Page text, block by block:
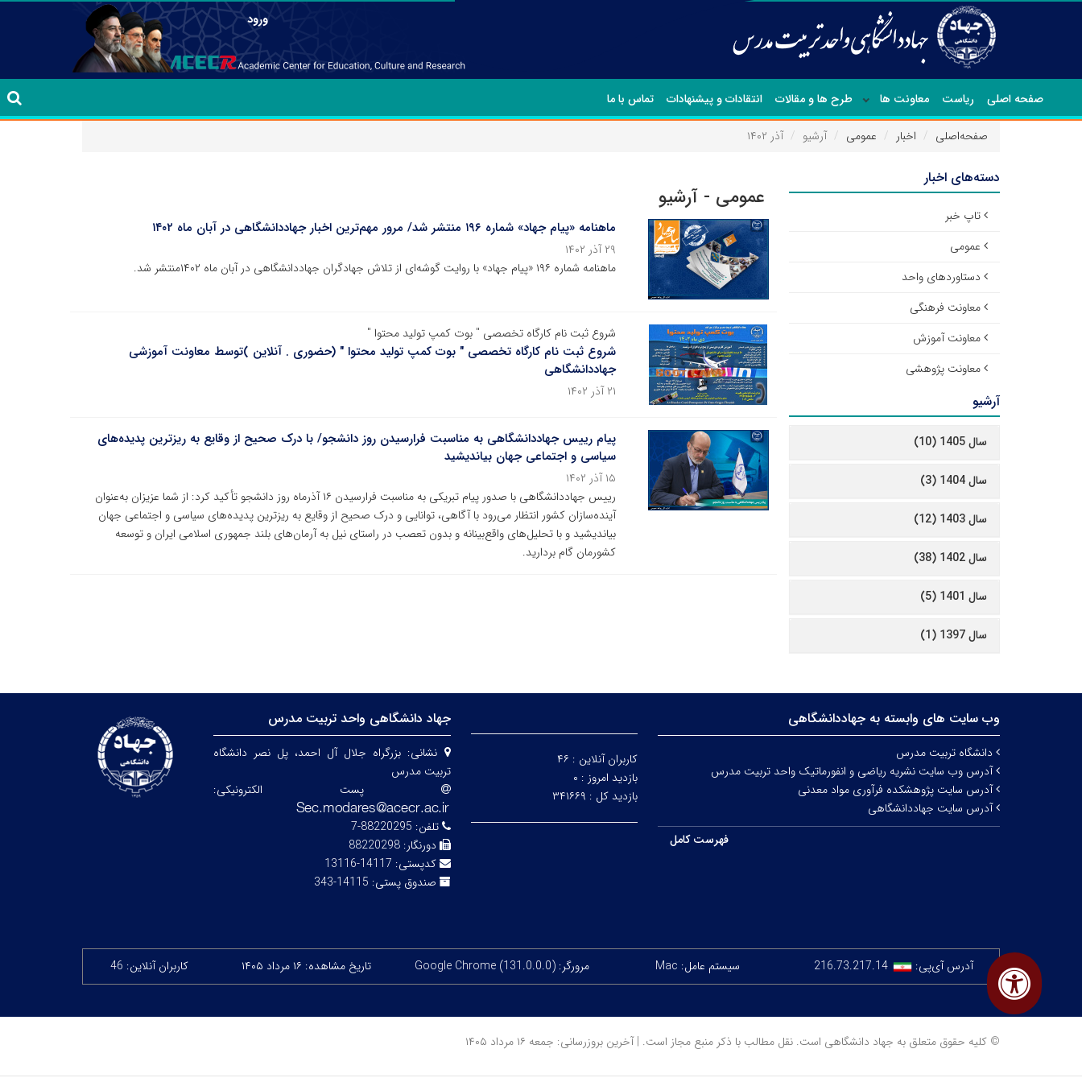
ورود
صفحه اصلی ریاست معاونت ها طرح ها و مقالات انتقادات و پیشنهادات تماس با ما
صفحه‌اصلی اخبار عمومی آرشیو آذر ۱۴۰۲
عمومی - آرشیو
ماهنامه «پیام جهاد» شماره‌ ۱۹۶ منتشر شد/ مرور مهم‌ترین اخبار جهاددانشگاهی در آبان ماه ۱۴۰۲
۲۹ آذر ۱۴۰۲
ماهنامه شماره‌ ۱۹۶ «پیام جهاد» با روایت گوشه‌ای از تلاش جهادگران جهاددانشگاهی در آبان ماه ۱۴۰۲منتشر شد.
شروع ثبت نام کارگاه تخصصی " بوت کمپ تولید محتوا "
شروع ثبت نام کارگاه تخصصی " بوت کمپ تولید محتوا " (حضوری . آنلاین )توسط معاونت آموزشی
جهاددانشگاهی
۲۱ آذر ۱۴۰۲
پیام رییس جهاددانشگاهی به مناسبت فرارسیدن روز دانشجو/ با درک صحیح از وقایع به ریزترین پدیده‌های
سیاسی و اجتماعی جهان بیاندیشید
۱۵ آذر ۱۴۰۲
رییس جهاددانشگاهی با صدور پیام تبریکی به مناسبت فرارسیدن ۱۶ آذرماه روز دانشجو تأکید کرد: از شما عزیزان به‌عنوان
آینده‌سازان کشور انتظار می‌رود با آگاهی، توانایی و درک صحیح از وقایع به ریزترین پدیده‌های سیاسی و اجتماعی جهان
بیاندیشید و با تحلیل‌های واقع‌بینانه و بدون تعصب در راستای نیل به آرمان‌های بلند جمهوری اسلامی ایران و توسعه
کشورمان گام بردارید.
دسته‌های اخبار
تاپ خبر
عمومی
دستاوردهای واحد
معاونت فرهنگی
معاونت آموزش
معاونت پژوهشی
آرشیو
سال 1405 (10)
سال 1404 (3)
سال 1403 (12)
سال 1402 (38)
سال 1401 (5)
سال 1397 (1)
وب سایت های وابسته به جهاددانشگاهی
دانشگاه تربیت مدرس
آدرس وب سایت نشریه ریاضی و انفورماتیک واحد تربیت مدرس
آدرس سایت پژوهشکده فرآوری مواد معدنی
آدرس سایت جهاددانشگاهی
فهرست کامل
کاربران آنلاین : ۴۶
بازدید امروز : ۰
بازدید کل : ۳۴۱۶۶۹
جهاد دانشگاهی واحد تربیت مدرس
نشانی: بزرگراه جلال آل احمد، پل نصر دانشگاه
تربیت مدرس
پست الکترونیکی:
تلفن: 88220295-7
دورنگار:88220298
کدپستی: 14117-13116
صندوق پستی: 14115-343
آدرس آی‌پی: 216.73.217.14 سیستم عامل: Mac مرورگر: Google Chrome (131.0.0.0) تاریخ مشاهده: ۱۶ مرداد ۱۴۰۵ کاربران آنلاین: 46
© کلیه حقوق متعلق به جهاد دانشگاهی است. نقل مطالب با ذکر منبع مجاز است. | آخرین بروزرسانی: جمعه ۱۶ مرداد ۱۴۰۵